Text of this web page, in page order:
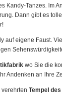
Kandy-Tanzes. Im
Dann gibt es
auf eigene Faust.
wo Sie die
Andenken an Ihre
Tempel